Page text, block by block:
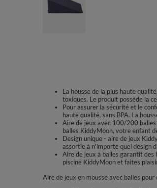
La housse de la plus haute
toxiques. Le produit possède la
Pour assurer la sécurité et le
haute qualité, sans BPA. La
Aire de jeux avec 100/200
balles KiddyMoon, votre enfant
Design unique - aire de jeux
assortie à n'importe quel design
Aire de jeux à balles garantit
piscine KiddyMoon et faites
Aire de jeux en mousse avec balles pour